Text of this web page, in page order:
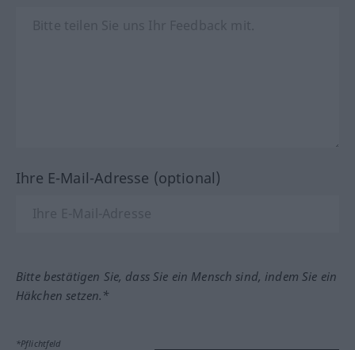
Ihre E-Mail-Adresse (optional)
Bitte bestätigen Sie, dass Sie ein Mensch sind, indem Sie ein
Häkchen setzen.*
*Pflichtfeld